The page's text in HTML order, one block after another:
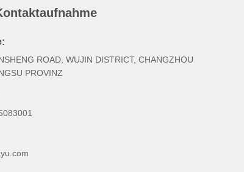
ROAD, WUJIN DISTRICT, CHANGZHOU
PROVINZ